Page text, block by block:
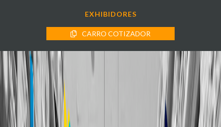
EXHIBIDORES
CARRO COTIZADOR